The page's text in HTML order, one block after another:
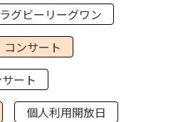
ラグビーリーグワン
コンサート
ート
個人利用開放日